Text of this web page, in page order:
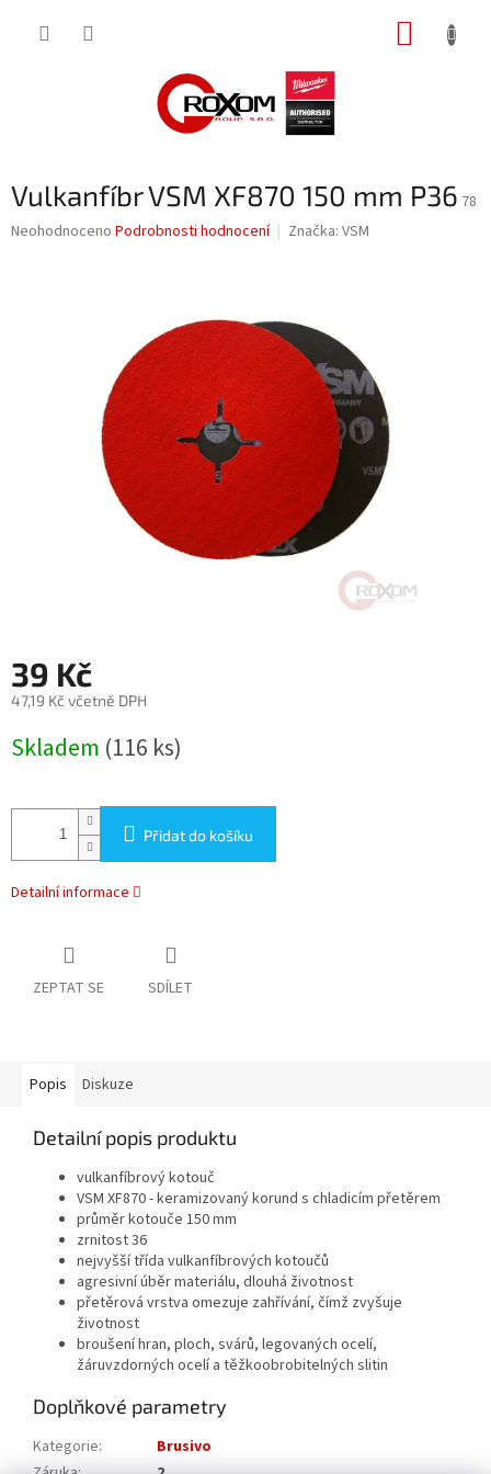
Vulkanfíbr VSM XF870 150 mm P36 78
Průměrné
Neohodnoceno Podrobnosti hodnocení Značka: VSM
39 Kč
47,19 Kč včetně DPH
cena:
Skladem (116 ks)
Přidat do košíku
Detailní informace
ZEPTAT SE SDÍLET
Popis Diskuze
Detailní popis produktu
vulkanfíbrový kotouč
VSM XF870 - keramizovaný korund s chladicím přetěrem
průměr kotouče 150 mm
zrnitost 36
nejvyšší třída vulkanfíbrových kotoučů
agresivní úběr materiálu, dlouhá životnost
přetěrová vrstva omezuje zahřívání, čímž zvyšuje
životnost
broušení hran, ploch, svárů, legovaných ocelí,
žáruvzdorných ocelí a těžkoobrobitelných slitin
Doplňkové parametry
Kategorie:
Brusivo